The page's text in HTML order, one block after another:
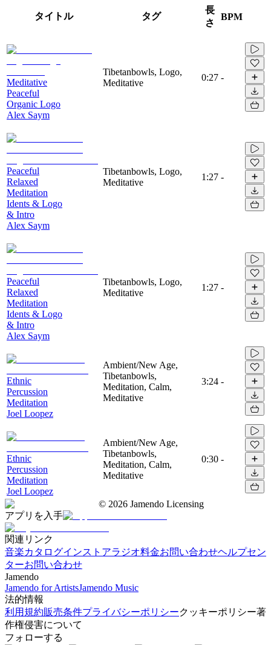
タイトル タグ
長
さ
BPM
Meditative
Peaceful
Organic Logo
Alex Saym
Tibetanbowls, Logo,
Meditative
0:27 -
Peaceful
Relaxed
Meditation
Idents & Logo
& Intro
Alex Saym
Tibetanbowls, Logo,
Meditative
1:27 -
Peaceful
Relaxed
Meditation
Idents & Logo
& Intro
Alex Saym
Tibetanbowls, Logo,
Meditative
1:27 -
Ethnic
Percussion
Meditation
Joel Loopez
Ambient/New Age,
Tibetanbowls,
Meditation, Calm,
Meditative
3:24 -
Ethnic
Percussion
Meditation
Joel Loopez
Ambient/New Age,
Tibetanbowls,
Meditation, Calm,
Meditative
0:30 -
© 2026 Jamendo Licensing
アプリを入手
関連リンク
音楽カタログインストアラジオ料金お問い合わせヘルプセン
ターお問い合わせ
Jamendo
Jamendo for ArtistsJamendo Music
法的情報
利用規約販売条件プライバシーポリシークッキーポリシー著
作権侵害について
フォローする